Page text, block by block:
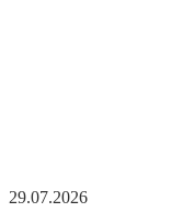
29.07.2026